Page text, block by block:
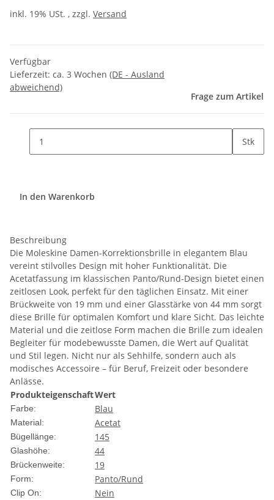
inkl. 19% USt. , zzgl. Versand
Verfügbar
Lieferzeit: ca. 3 Wochen (DE - Ausland
abweichend)
Frage zum Artikel
Stk
In den Warenkorb
Beschreibung
Die Moleskine Damen-Korrektionsbrille in elegantem Blau
vereint stilvolles Design mit hoher Funktionalität. Die
Acetatfassung im klassischen Panto/Rund-Design bietet einen
zeitlosen Look, perfekt für den täglichen Einsatz. Mit einer
Brückweite von 19 mm und einer Glasstärke von 44 mm sorgt
diese Brille für optimalen Komfort und klare Sicht. Das leichte
Material und die zeitlose Form machen die Brille zum idealen
Begleiter für modebewusste Damen, die Wert auf Qualität
und Stil legen. Nicht nur als Sehhilfe, sondern auch als
modisches Accessoire – für Beruf, Freizeit oder besondere
Anlässe.
ProdukteigenschaftWert
Farbe: Blau
Material: Acetat
Bügellänge: 145
Glashöhe: 44
Brückenweite: 19
Form: Panto/Rund
Clip On: Nein